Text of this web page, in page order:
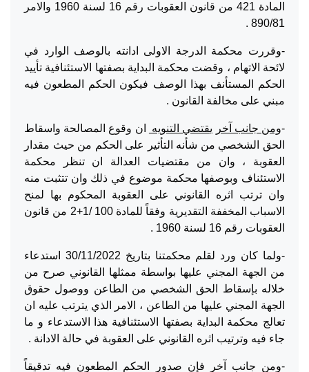
المادة 421 من قانون العقوبات رقم 16 لسنة 1960 والامر
890/81 .
-وقررت محكمة الدرجة الاولى ادانته بالوصف الوارد في
لائحة الاتهام ، وقضت محكمة البداية بصفتها الاستئنافية تأييد
الحكم المستأنف بهذا الوصف فيكون الحكم المطعون فيه
مبني على مخالفة القانون .
-ومن جانب آخر يقتضي التنويه
ان وقوع المصالحة واسقاط
الحق الشخصي من شأنه التأثير على الحكم من حيث مقدار
العقوبة ، وان من مقتضيات العدالة ان تنظر محكمة
الاستئناف وبوصفها محكمة موضوع في ذلك وان تتثبت منه
وان ترتب اثره القانوني على العقوبة المحكوم بها لمنح
الاسباب المخففة التقديرية وفقاً للمادة 100 /1+2 من قانون
العقوبات رقم 16 لسنة 1960 .
-ولما كان ورد لقلم محكمتنا بتاريخ 30/11/2022 استدعاء
من الجهة المجني عليها بواسطة ممثلها القانوني صرح من
خلاله بإسقاط الحق الشخصي من الطاعن ووصول حقوق
الجهة المجني عليها من الطاعن ، الامر الذي يترتب عليه ان
تعالج محكمة البداية بصفتها الاستئنافية هذا الاستدعاء و ما
جاء فيه وترتيب اثره القانوني على العقوبة في حالة الادانة .
-ومن جانب آخر فإن صدور الحكم المطعون فيه تدقيقاً